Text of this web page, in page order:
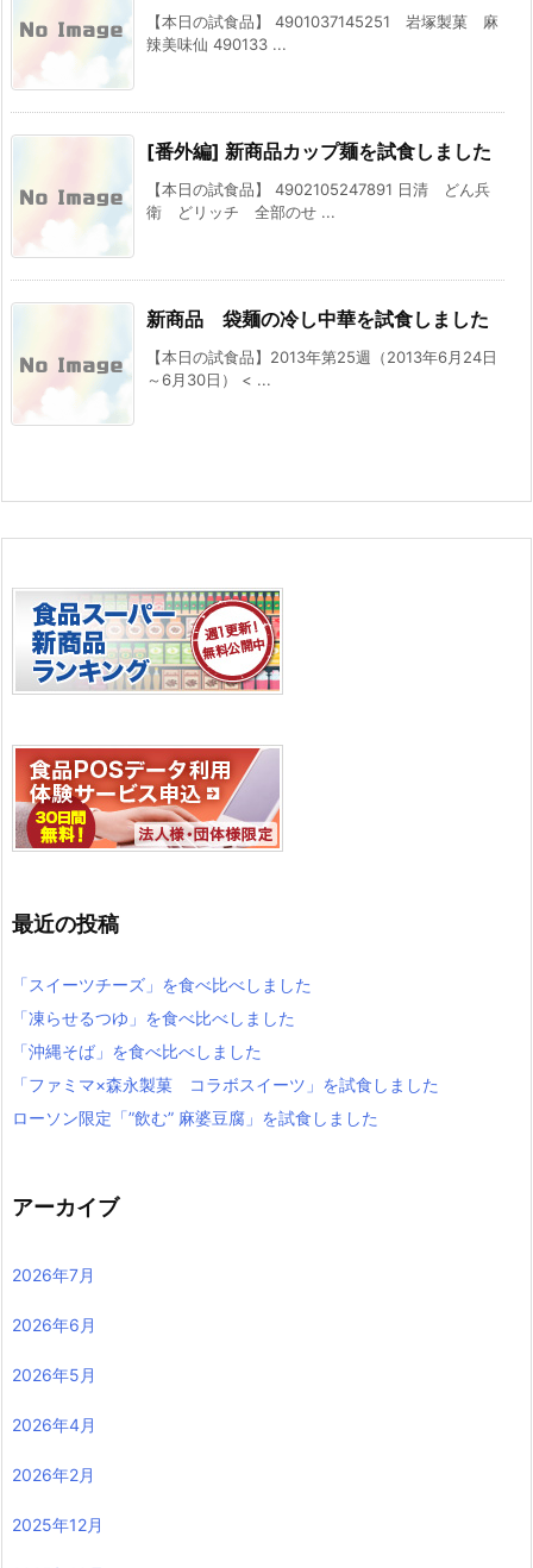
【本日の試食品】 4901037145251 岩塚製菓 麻
辣美味仙 490133 ...
[番外編] 新商品カップ麺を試食しました
【本日の試食品】 4902105247891 日清 どん兵
衛 どリッチ 全部のせ ...
新商品 袋麺の冷し中華を試食しました
【本日の試食品】2013年第25週（2013年6月24日
～6月30日） < ...
最近の投稿
「スイーツチーズ」を食べ比べしました
「凍らせるつゆ」を食べ比べしました
「沖縄そば」を食べ比べしました
「ファミマ×森永製菓 コラボスイーツ」を試食しました
ローソン限定「”飲む” 麻婆豆腐」を試食しました
アーカイブ
2026年7月
2026年6月
2026年5月
2026年4月
2026年2月
2025年12月